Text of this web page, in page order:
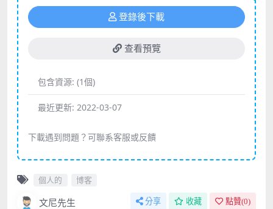
登錄後下載
查看預覽
包含資源: (1個)
最近更新: 2022-03-07
下載遇到問題？可聯系客服或反饋
個人的 博客
文尼先生 分享 收藏 點贊(0)